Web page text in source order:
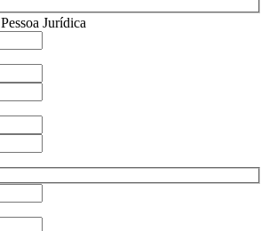
Pessoa Jurídica